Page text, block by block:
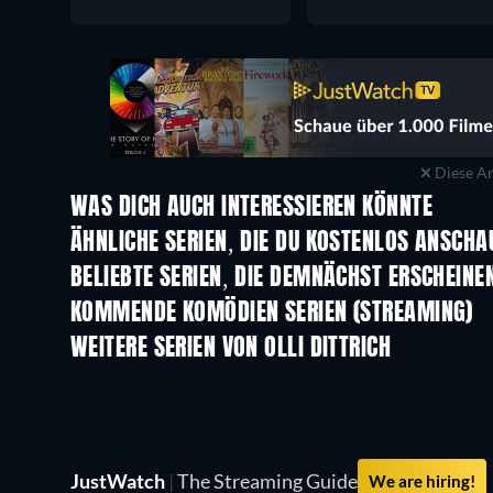
Diese
WAS DICH AUCH INTERESSIEREN KÖNNTE
Serie
ÄHNLICHE SERIEN, DIE DU KOSTENLOS
Serie Serie
BELIEBTE SERIEN, DIE DEMNÄCHST ERSCHEINEN
Serie Serie
KOMMENDE KOMÖDIEN SERIEN (STREAMING)
Staffel 6 Staffel 2
WEITERE SERIEN VON OLLI DITTRICH
Serie
JustWatch | The Streaming Guide We are hiring!